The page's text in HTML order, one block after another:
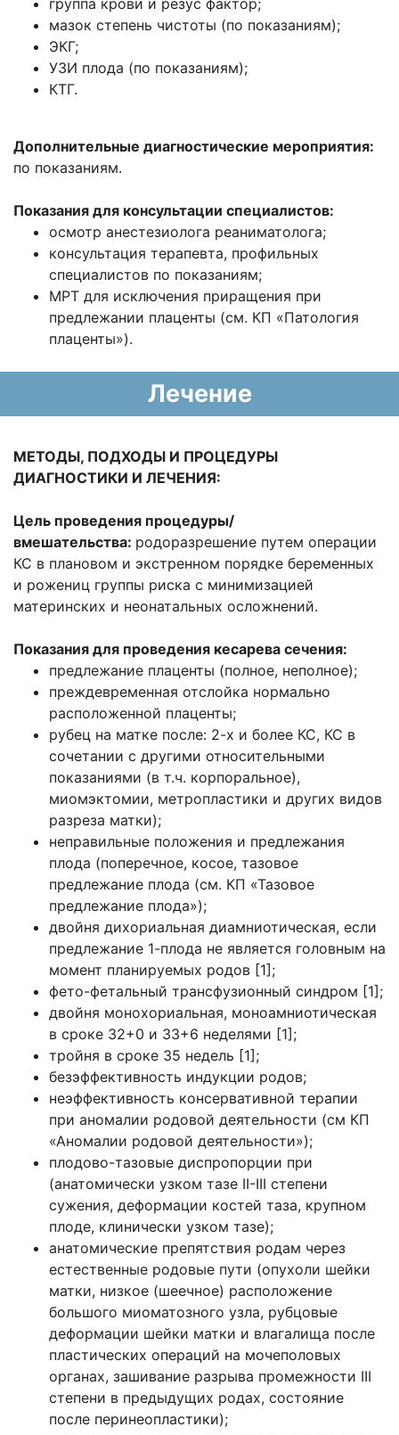
мазок степень чистоты (по показаниям);
ЭКГ;
УЗИ плода (по показаниям);
КТГ.
Дополнительные диагностические мероприятия:
по показаниям.
Показания для консультации специалистов:
осмотр анестезиолога реаниматолога;
консультация терапевта, профильных
специалистов по показаниям;
МРТ для исключения приращения при
предлежании плаценты (см. КП «Патология
плаценты»).
Лечение
МЕТОДЫ, ПОДХОДЫ И ПРОЦЕДУРЫ
ДИАГНОСТИКИ И ЛЕЧЕНИЯ:
Цель проведения процедуры/
вмешательства: родоразрешение путем операции
КС в плановом и экстренном порядке беременных
и рожениц группы риска с минимизацией
материнских и неонатальных осложнений.
Показания для проведения кесарева сечения:
предлежание плаценты (полное, неполное);
преждевременная отслойка нормально
расположенной плаценты;
рубец на матке после: 2-х и более КС, КС в
сочетании с другими относительными
показаниями (в т.ч. корпоральное),
миомэктомии, метропластики и других видов
разреза матки);
неправильные положения и предлежания
плода (поперечное, косое, тазовое
предлежание плода (см. КП «Тазовое
предлежание плода»);
двойня дихориальная диамниотическая, если
предлежание 1-плода не является головным на
момент планируемых родов [1];
фето-фетальный трансфузионный синдром [1];
двойня монохориальная, моноамниотическая
в сроке 32+0 и 33+6 неделями [1];
тройня в сроке 35 недель [1];
безэффективность индукции родов;
неэффективность консервативной терапии
при аномалии родовой деятельности (см КП
«Аномалии родовой деятельности»);
плодово-тазовые диспропорции при
(анатомически узком тазе II-III степени
сужения, деформации костей таза, крупном
плоде, клинически узком тазе);
анатомические препятствия родам через
естественные родовые пути (опухоли шейки
матки, низкое (шеечное) расположение
большого миоматозного узла, рубцовые
деформации шейки матки и влагалища после
пластических операций на мочеполовых
органах, зашивание разрыва промежности III
степени в предыдущих родах, состояние
после перинеопластики);